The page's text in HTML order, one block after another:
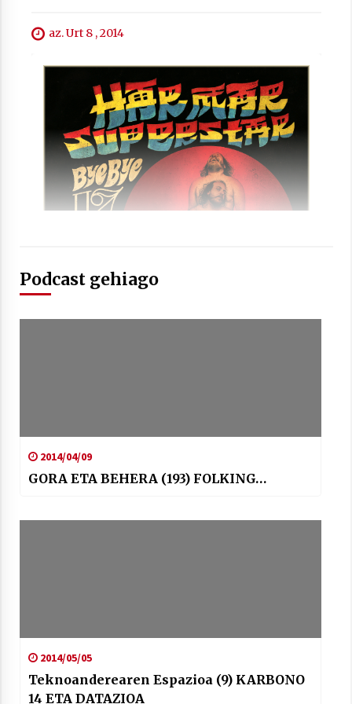
Arrosaren laburpen bideoa Hamaika
Telebistaren eskutik
2021/06/30
az. Urt 8 , 2014
Podcast gehiago
2014/04/09
GORA ETA BEHERA (193) FOLKING…
2014/05/05
Teknoanderearen Espazioa (9) KARBONO
14 ETA DATAZIOA